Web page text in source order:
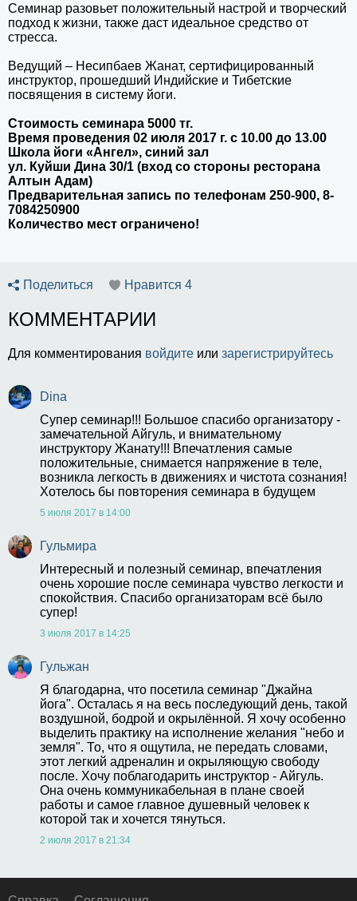
Семинар разовьет положительный настрой и творческий
подход к жизни, также даст идеальное средство от
стресса.
Ведущий – Несипбаев Жанат, сертифицированный
инструктор, прошедший Индийские и Тибетские
посвящения в систему йоги.
Стоимость семинара 5000 тг.
Время проведения 02 июля 2017 г. с 10.00 до 13.00
Школа йоги «Ангел», синий зал
ул. Куйши Дина 30/1 (вход со стороны ресторана
Алтын Адам)
Предварительная запись по телефонам 250-900, 8-
7084250900
Количество мест ограничено!
Поделиться Нравится 4
КОММЕНТАРИИ
Для комментирования войдите или зарегистрируйтесь
Dina
Супер семинар!!! Большое спасибо организатору -
замечательной Айгуль, и внимательному
инструктору Жанату!!! Впечатления самые
положительные, снимается напряжение в теле,
возникла легкость в движениях и чистота сознания!
Хотелось бы повторения семинара в будущем
5 июля 2017 в 14:00
Гульмира
Интересный и полезный семинар, впечатления
очень хорошие после семинара чувство легкости и
спокойствия. Спасибо организаторам всё было
супер!
3 июля 2017 в 14:25
Гульжан
Я благодарна, что посетила семинар "Джайна
йога". Осталась я на весь последующий день, такой
воздушной, бодрой и окрылённой. Я хочу особенно
выделить практику на исполнение желания "небо и
земля". То, что я ощутила, не передать словами,
этот легкий адреналин и окрыляющую свободу
после. Хочу поблагодарить инструктор - Айгуль.
Она очень коммуникабельная в плане своей
работы и самое главное душевный человек к
которой так и хочется тянуться.
2 июля 2017 в 21:34